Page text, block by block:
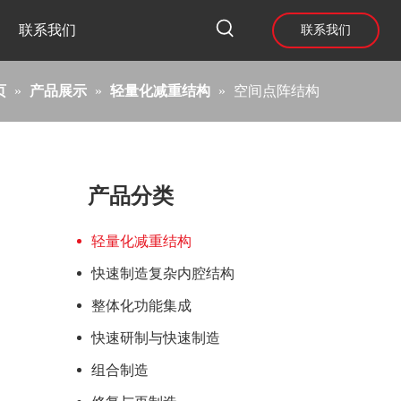
联系我们 联系我们
» 产品展示 » 轻量化减重结构 » 空间点阵结构
产品分类
轻量化减重结构
快速制造复杂内腔结构
整体化功能集成
快速研制与快速制造
组合制造